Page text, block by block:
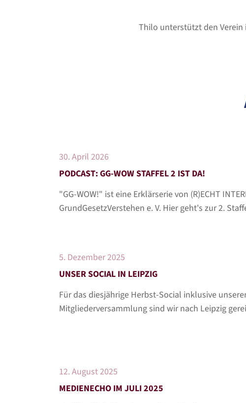
Thilo unterstützt den Verein
30. April 2026
PODCAST: GG-WOW STAFFEL 2 IST DA!
"GG-WOW!" ist eine Erklärserie von (R)ECHT
GrundGesetzVerstehen e. V. Hier geht's zur 2.
5. Dezember 2025
UNSER SOCIAL IN LEIPZIG
Für das diesjährige Herbst-Social inklusive
Mitgliederversammlung sind wir nach Leipzig
12. August 2025
MEDIENECHO IM JULI 2025